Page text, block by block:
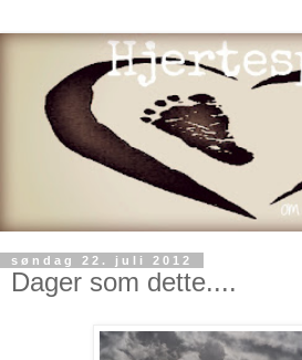
søndag 22. juli 2012
Dager som dette....